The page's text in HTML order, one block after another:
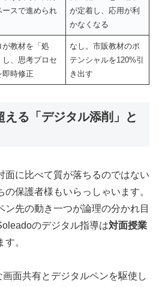
ースで進められ
が定着し、応用が利
かなくなる
が教材を「処
し、思考プロセ
即時修正
なし。市販教材のポ
テンシャルを120%引
き出す
る「デジタル添削」と
面に比べて質が落ちるのではない
保護者様もいらっしゃいます。
ン先の動き一つが論理の分かれ目
のデジタル指導は対面授業
す。
面共有とデジタルペンを駆使し